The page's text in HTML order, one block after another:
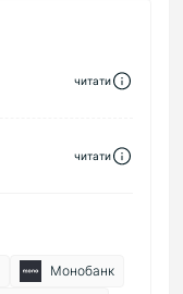
читати
читати
Монобанк